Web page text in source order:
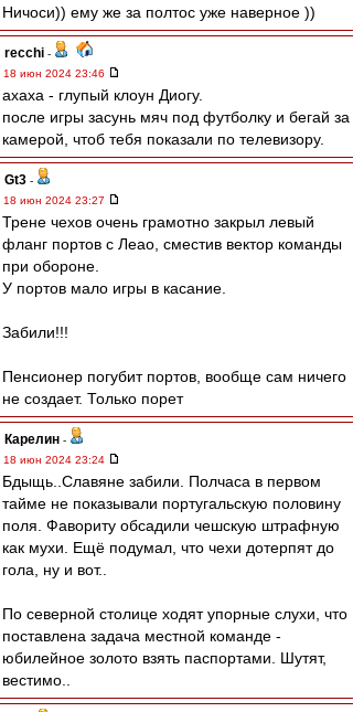
Ничоси)) ему же за полтос уже наверное ))
recchi -
18 июн 2024 23:46
ахаха - глупый клоун Диогу.
после игры засунь мяч под футболку и бегай за
камерой, чтоб тебя показали по телевизору.
Gt3 -
18 июн 2024 23:27
Трене чехов очень грамотно закрыл левый
фланг портов с Леао, сместив вектор команды
при обороне.
У портов мало игры в касание.
Забили!!!
Пенсионер погубит портов, вообще сам ничего
не создает. Только порет
Карелин -
18 июн 2024 23:24
Бдыщь..Славяне забили. Полчаса в первом
тайме не показывали португальскую половину
поля. Фавориту обсадили чешскую штрафную
как мухи. Ещё подумал, что чехи дотерпят до
гола, ну и вот..
По северной столице ходят упорные слухи, что
поставлена задача местной команде -
юбилейное золото взять паспортами. Шутят,
вестимо..